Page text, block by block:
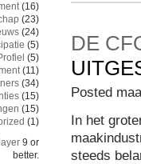
(16)
(23)
(24)
(5)
(5)
(11)
(34)
(15)
(15)
(1)
9 or
better.
DE
Posted
In het
steeds